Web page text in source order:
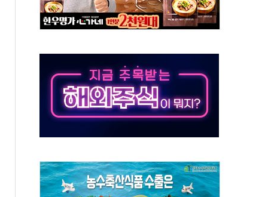
㎜ 폭우…강원 동해안 강한 비 이어져
경미화원 수거차에 치여 사망
일 없게"…'결혼 페널티' 22개 과제 손본다
트 전복…1명 사망·1명 실종
날 참석..."국제적 시민 연대로 목소리 내야"
종 60대 나흘만에 숨진 채 발견
10대 아들 체포
정청래…제주 연설서 신경전 고조
…與 "적극 환영"·野 "졸속 국정"